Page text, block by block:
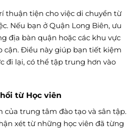
thuận tiện cho việc di chuyển từ
Nếu bạn ở Quận Long Biên, ưu
địa bàn quận hoặc các khu vực
cận. Điều này giúp bạn tiết kiệm
đi lại, có thể tập trung hơn vào
từ Học viên
của trung tâm đào tạo và sân tập.
xét từ những học viên đã từng